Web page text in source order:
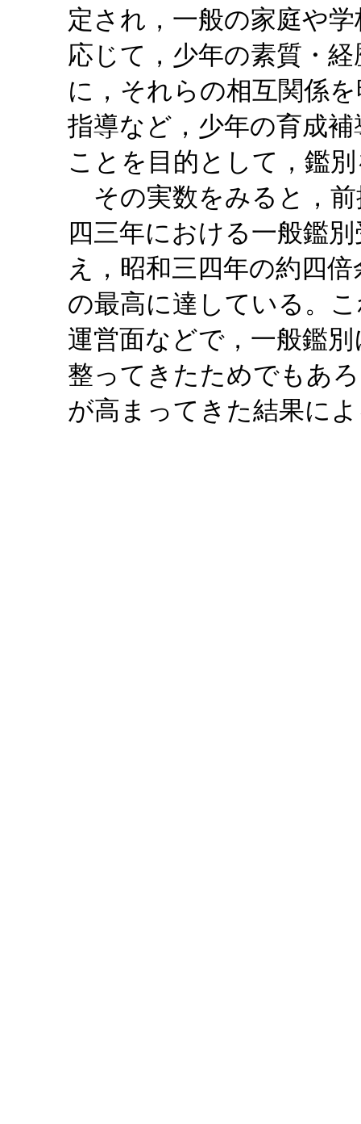
定され，一般の家庭や
応じて，少年の素質・
に，それらの相互関係
指導など，少年の育成
ことを目的として，鑑
その実数をみると，前
四三年における一般鑑
え，昭和三四年の約四
の最高に達している。
運営面などで，一般鑑
整ってきたためでもあ
が高まってきた結果に